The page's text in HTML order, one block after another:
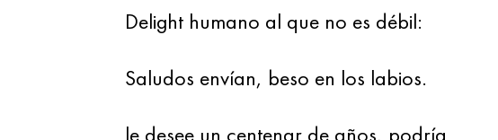
Delight humano al que no es débil:
Saludos envían, beso en los labios.
le desee un centenar de años, podría